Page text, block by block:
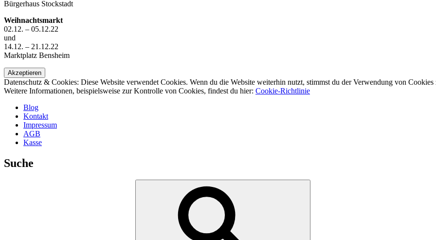
Bürgerhaus Stockstadt
Weihnachtsmarkt
02.12. – 05.12.22
und
14.12. – 21.12.22
Marktplatz Bensheim
Datenschutz & Cookies: Diese Website verwendet Cookies. Wenn du die Website weiterhin nutzt, stimmst du der Verwendung von Cookies
Weitere Informationen, beispielsweise zur Kontrolle von Cookies, findest du hier: Cookie-Richtlinie
Blog
Kontakt
Impressum
AGB
Kasse
Suche